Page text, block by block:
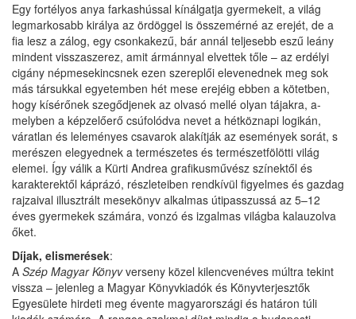
Egy fortélyos anya farkashússal kínálgatja gyermekeit, a világ
legmarkosabb királya az ördöggel is összemérné az erejét, de a
fia lesz a zálog, egy csonkakezű, bár annál teljesebb eszű leány
mindent visszaszerez, amit ármánnyal elvettek tőle – az erdélyi
cigány nép­mesekincsnek ezen szereplői elevenednek meg sok
más társukkal egyetemben hét mese ere­jéig ebben a kötetben,
hogy kísérőnek szegődjenek az olvasó mellé olyan tájakra, a­
mely­ben a képzelőerő csúfolódva nevet a hétköznapi logikán,
váratlan és leleményes csavarok alakítják az események sorát, s
merészen elegyednek a természetes és természetfölötti világ
elemei. Így válik a Kürti Andrea grafikusművész színektől és
karakterektől káprázó, részleteiben rendkívül figyelmes és gazdag
rajzaival illusztrált mesekönyv alkalmas útipasszussá az 5–12
éves gyermekek számára, vonzó és izgalmas világba kalauzolva
őket.
Díjak, elismerések:
A Szép Magyar Könyvverseny közel kilencvenéves múltra tekint
vissza – jelenleg a Magyar Könyvkiadók és Könyvterjesztők
Egyesülete hirdeti meg évente magyarországi és határon túli